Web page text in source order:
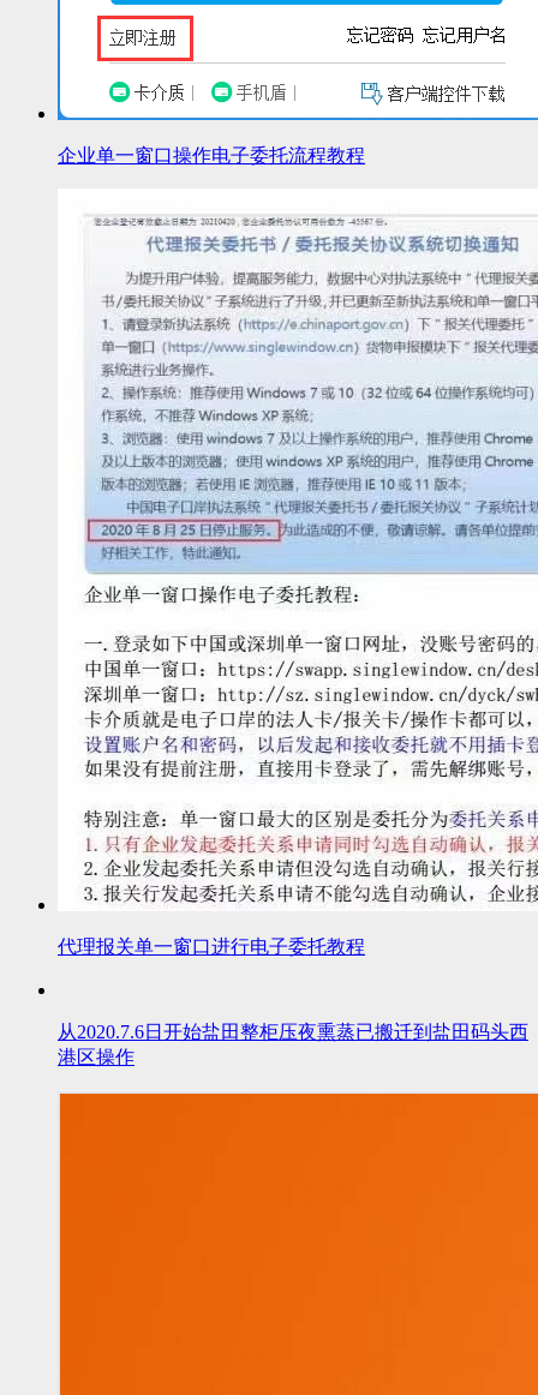
企业单一窗口操作电子委托流程教程
代理报关单一窗口进行电子委托教程
从2020.7.6日开始盐田整柜压夜熏蒸已搬迁到盐田码头西
港区操作